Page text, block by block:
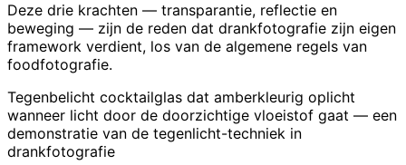
Deze drie krachten — transparantie, reflectie en
beweging — zijn de reden dat drankfotografie zijn eigen
framework verdient, los van de algemene regels van
foodfotografie.
Tegenbelicht cocktailglas dat amberkleurig oplicht
wanneer licht door de doorzichtige vloeistof gaat — een
demonstratie van de tegenlicht-techniek in
drankfotografie